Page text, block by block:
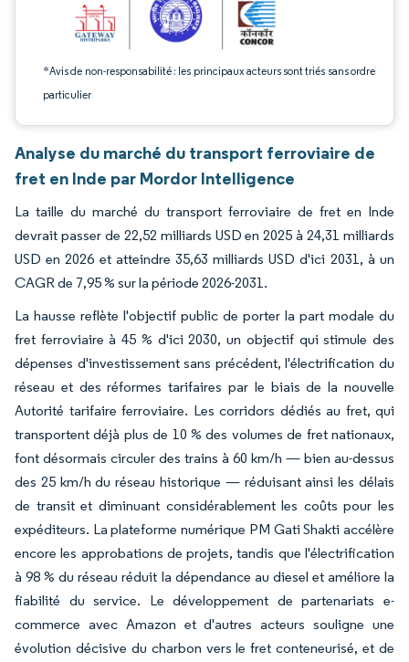
*Avis de non-responsabilité : les principaux acteurs sont triés sans ordre
particulier
Analyse du marché du transport ferroviaire de
fret en Inde par Mordor Intelligence
La taille du marché du transport ferroviaire de fret en Inde
devrait passer de 22,52 milliards USD en 2025 à 24,31 milliards
USD en 2026 et atteindre 35,63 milliards USD d'ici 2031, à un
CAGR de 7,95 % sur la période 2026-2031.
La hausse reflète l'objectif public de porter la part modale du
fret ferroviaire à 45 % d'ici 2030, un objectif qui stimule des
dépenses d'investissement sans précédent, l'électrification du
réseau et des réformes tarifaires par le biais de la nouvelle
Autorité tarifaire ferroviaire. Les corridors dédiés au fret, qui
transportent déjà plus de 10 % des volumes de fret nationaux,
font désormais circuler des trains à 60 km/h — bien au-dessus
des 25 km/h du réseau historique — réduisant ainsi les délais
de transit et diminuant considérablement les coûts pour les
expéditeurs. La plateforme numérique PM Gati Shakti accélère
encore les approbations de projets, tandis que l'électrification
à 98 % du réseau réduit la dépendance au diesel et améliore la
fiabilité du service. Le développement de partenariats e-
commerce avec Amazon et d'autres acteurs souligne une
évolution décisive du charbon vers le fret conteneurisé, et de